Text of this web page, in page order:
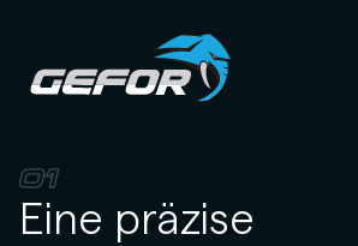
01
Eine präzise